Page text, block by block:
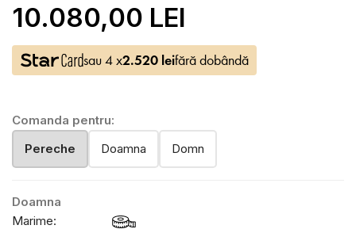
10.080,00 LEI
sau 4 x2.520 leifără dobândă
Comanda pentru:
Pereche
Doamna Domn
Doamna
Marime: